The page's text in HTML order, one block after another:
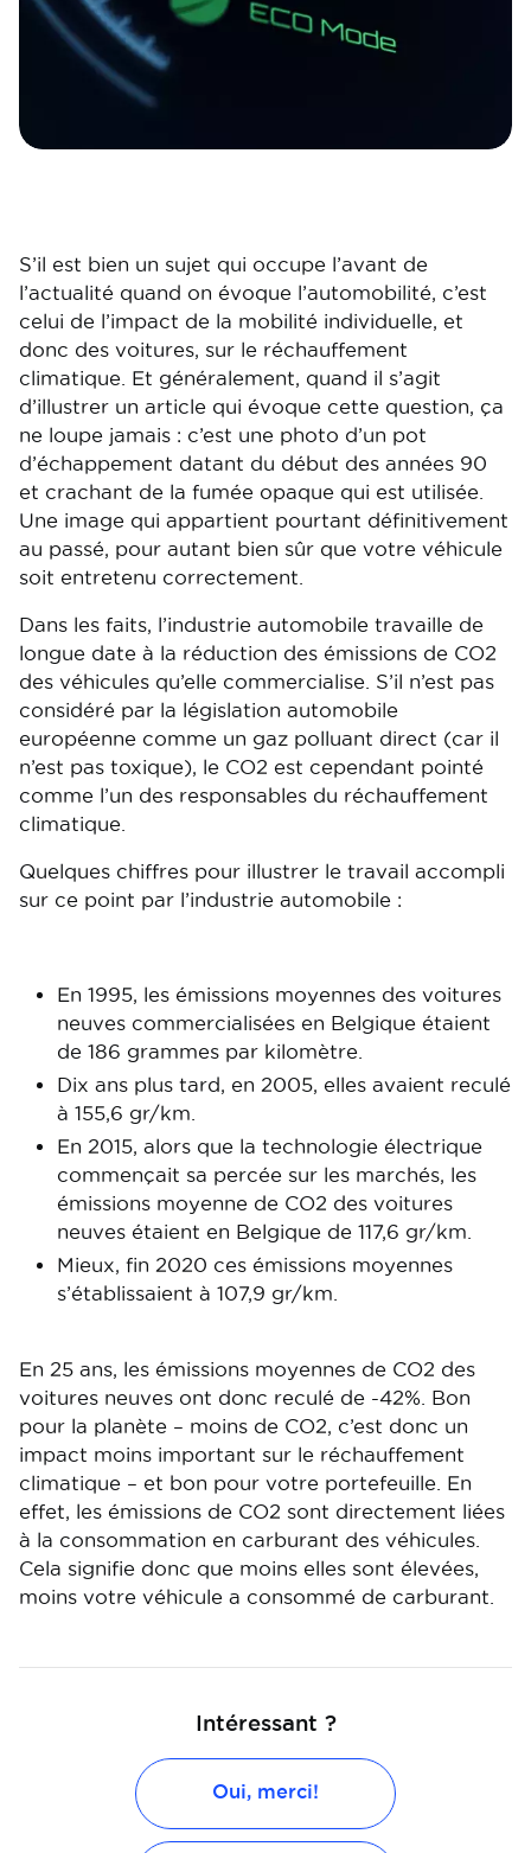
S’il est bien un sujet qui occupe l’avant de
l’actualité quand on évoque l’automobilité, c’est
celui de l’impact de la mobilité individuelle, et
donc des voitures, sur le réchauffement
climatique. Et généralement, quand il s’agit
d’illustrer un article qui évoque cette question, ça
ne loupe jamais : c’est une photo d’un pot
d’échappement datant du début des années 90
et crachant de la fumée opaque qui est utilisée.
Une image qui appartient pourtant définitivement
au passé, pour autant bien sûr que votre véhicule
soit entretenu correctement.
Dans les faits, l’industrie automobile travaille de
longue date à la réduction des émissions de CO2
des véhicules qu’elle commercialise. S’il n’est pas
considéré par la législation automobile
européenne comme un gaz polluant direct (car il
n’est pas toxique), le CO2 est cependant pointé
comme l’un des responsables du réchauffement
climatique.
Quelques chiffres pour illustrer le travail accompli
sur ce point par l’industrie automobile :
En 1995, les émissions moyennes des voitures
neuves commercialisées en Belgique étaient
de 186 grammes par kilomètre.
Dix ans plus tard, en 2005, elles avaient reculé
à 155,6 gr/km.
En 2015, alors que la technologie électrique
commençait sa percée sur les marchés, les
émissions moyenne de CO2 des voitures
neuves étaient en Belgique de 117,6 gr/km.
Mieux, fin 2020 ces émissions moyennes
s’établissaient à 107,9 gr/km.
En 25 ans, les émissions moyennes de CO2 des
voitures neuves ont donc reculé de -42%. Bon
pour la planète – moins de CO2, c’est donc un
impact moins important sur le réchauffement
climatique – et bon pour votre portefeuille. En
effet, les émissions de CO2 sont directement liées
à la consommation en carburant des véhicules.
Cela signifie donc que moins elles sont élevées,
moins votre véhicule a consommé de carburant.
Intéressant ?
Oui, merci!